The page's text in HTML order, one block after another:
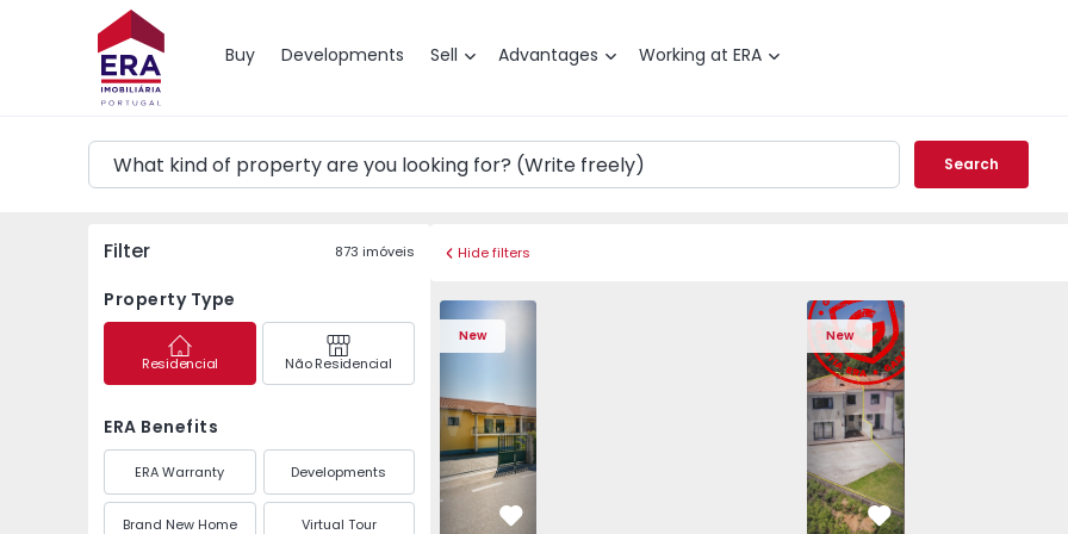
Buy Developments Sell Advantages Working at ERA
Map
Search
Filter 873 imóveis
Property Type
Residencial Não Residencial
ERA Benefits
ERA Warranty Developments
Brand New Home Virtual Tour
Hide filters
New
Detached House T3 Sabrosa, Vilarinho de São Romão - 1574801 - 1
Favorite
New
Semi-Detached House T3 Angra do
Semi-Detached House T3
Semi-Detached
Favorite